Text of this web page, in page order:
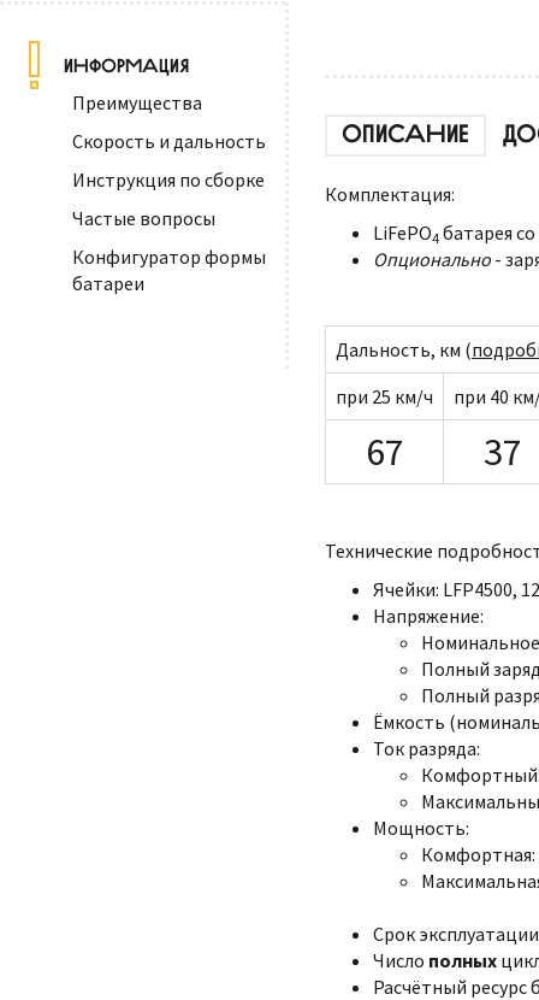
ИНФОРМАЦИЯ
Преимущества
Скорость и дальность
Инструкция по сборке
Частые вопросы
Конфигуратор формы
батареи
ОПИСАНИЕ
Комплектация:
LiFePO4 батарея
Опционально -
Дальность, км (
при 25 км/ч
при 40
67 37
Технические
Ячейки: LFP4500,
Напряжение:
Полный
Полный
Ёмкость
Ток разряда:
Комфортный:
Мощность:
Комфортная:
Срок
Число полных
Расчётный ресурс